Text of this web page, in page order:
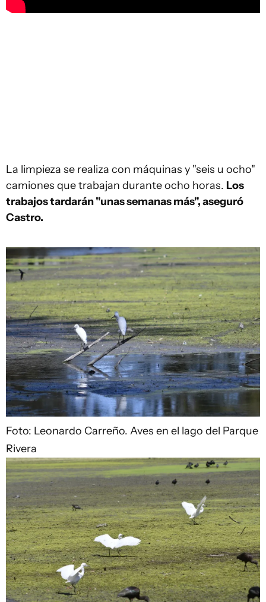
La limpieza se realiza con máquinas y "seis u ocho"
camiones que trabajan durante ocho horas. Los
trabajos tardarán "unas semanas más", aseguró
Castro.
Foto: Leonardo Carreño. Aves en el lago del Parque
Rivera